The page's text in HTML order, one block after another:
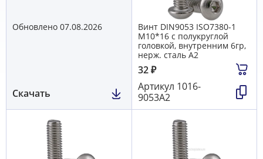
Обновлено 07.08.2026
Скачать
Винт DIN9053 ISO7380-1
М10*16 с полукруглой
головкой, внутренним 6гр,
нерж. сталь A2
32₽
Артикул 1016-
9053А2